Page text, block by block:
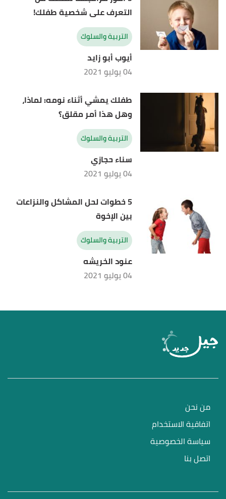
التعرف على شخصية طفلك!
التربية والسلوك
أيوب أبو زايد
04 يوليو 2021
طفلك يمشي أثناء نومه: لماذا،
وهل هذا أمر مقلق؟
التربية والسلوك
سناء حجازي
04 يوليو 2021
5 خطوات لحل المشاكل والنزاعات
بين الإخوة
التربية والسلوك
عنود الخريشه
04 يوليو 2021
من نحن
اتفاقية الاستخدام
سياسة الخصوصية
اتصل بنا